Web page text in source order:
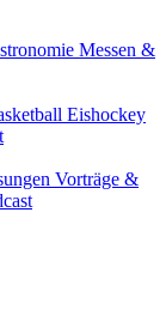
Messen &
Eishockey
Vorträge &